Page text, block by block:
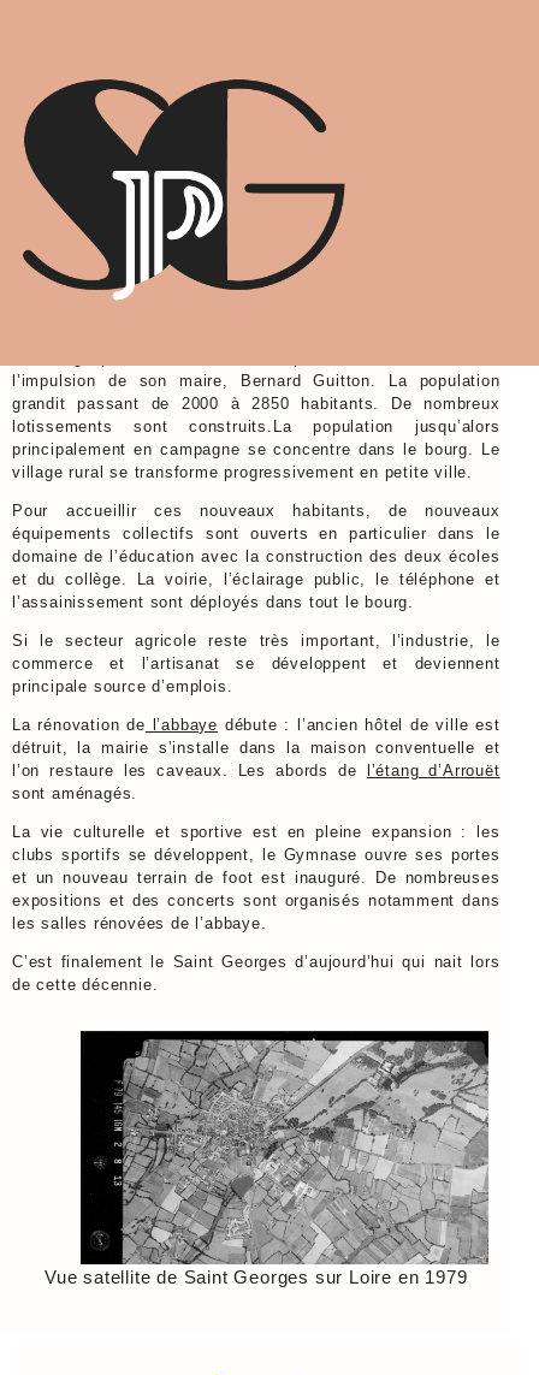
LA MODERNISATION DE
SAINT GEORGES
1970-1980
Vue satellite de Saint Georges sur Loire en 1979
l’impulsion de son maire, Bernard Guitton. La population
grandit passant de 2000 à 2850 habitants. De nombreux
lotissements sont construits.La population jusqu’alors
principalement en campagne se concentre dans le bourg. Le
village rural se transforme progressivement en petite ville.
Pour accueillir ces nouveaux habitants, de nouveaux
équipements collectifs sont ouverts en particulier dans le
domaine de l’éducation avec la construction des deux écoles
et du collège. La voirie, l’éclairage public, le téléphone et
l’assainissement sont déployés dans tout le bourg.
Si le secteur agricole reste très important, l’industrie, le
commerce et l’artisanat se développent et deviennent
principale source d’emplois.
La rénovation de l’abbaye débute : l’ancien hôtel de ville est
détruit, la mairie s’installe dans la maison conventuelle et
l’on restaure les caveaux. Les abords de
l’étang d’Arrouët
sont aménagés.
La vie culturelle et sportive est en pleine expansion : les
clubs sportifs se développent, le Gymnase ouvre ses portes
et un nouveau terrain de foot est inauguré. De nombreuses
expositions et des concerts sont organisés notamment dans
les salles rénovées de l’abbaye.
C’est finalement le Saint Georges d’aujourd’hui qui nait lors
de cette décennie.